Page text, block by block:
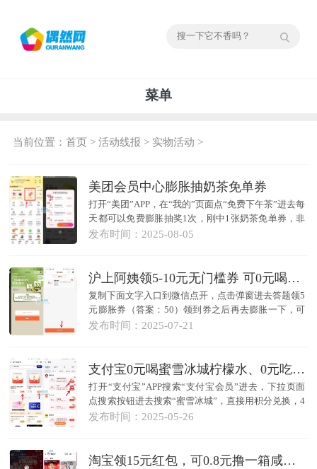
菜单
当前位置：首页 >活动线报 > 实物活动 >
美团会员中心膨胀抽奶茶免单券
打开“美团”APP，在“我的”页面点“免费下午茶”进去每
天都可以免费膨胀抽奖1次，刚中1张奶茶免单券，非
必...
发布时间：2025-08-05
沪上阿姨领5-10元无门槛券 可0元喝奶茶
复制下面文字入口到微信点开，点击弹窗进去答题领5
元膨胀券（答案：50）领到券之后再去膨胀一下，可
以得到最...
发布时间：2025-07-21
支付宝0元喝蜜雪冰城柠檬水、0元吃蜜雪冰城冰淇淋
打开“支付宝”APP搜索“支付宝会员”进去，下拉页面
点搜索按钮进去搜索“蜜雪冰城”，直接用积分兑换，4
元...
发布时间：2025-05-26
淘宝领15元红包，可0.8元撸一箱咸蛋黄脆卷120根